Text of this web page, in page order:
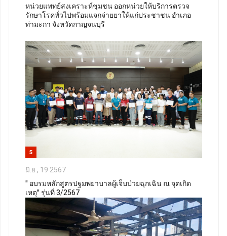
หน่วยแพทย์สงเคราะห์ชุมชน ออกหน่วยให้บริการตรวจ
รักษาโรคทั่วไปพร้อมแจกจ่ายยาให้แก่ประชาชน อำเภอ
ท่ามะกา จังหวัดกาญจนบุรี
5
มิ.ย., 19 2567
" อบรมหลักสูตรปฐมพยาบาลผู้เจ็บป่วยฉุกเฉิน ณ จุดเกิด
เหตุ" รุ่นที่ 3/2567